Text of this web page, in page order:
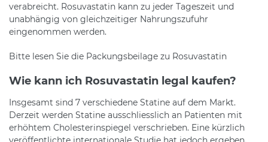
verabreicht. Rosuvastatin kann zu jeder Tageszeit und
unabhängig von gleichzeitiger Nahrungszufuhr
eingenommen werden.
Bitte lesen Sie die Packungsbeilage zu Rosuvastatin
Wie kann ich Rosuvastatin legal kaufen?
Insgesamt sind 7 verschiedene Statine auf dem Markt.
Derzeit werden Statine ausschliesslich an Patienten mit
erhöhtem Cholesterinspiegel verschrieben. Eine kürzlich